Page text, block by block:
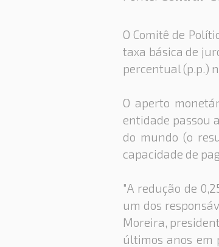
O Comitê de
taxa básica de
percentual (p.p.)
O aperto
entidade passou
do mundo (o
capacidade de
"A redução de
um dos
Moreira,
últimos anos em